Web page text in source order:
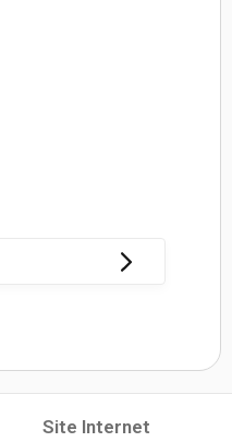
Site Internet